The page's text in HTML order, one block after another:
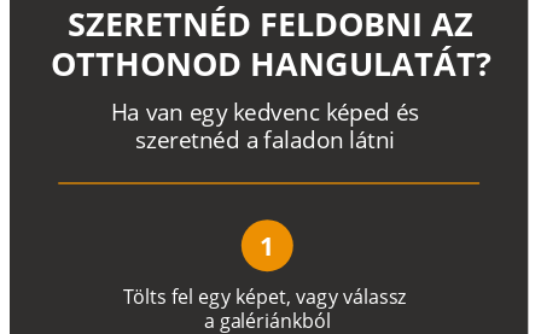
Tölts fel egy képet, vagyválassz
a galériánkból
Ha van egy kedvenc képed és
szeretnéd a faladon látni
SZERETNÉD FELDOBNI AZ
OTTHONOD HANGULATÁT?
1